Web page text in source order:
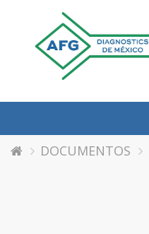
DOCUMENTOS